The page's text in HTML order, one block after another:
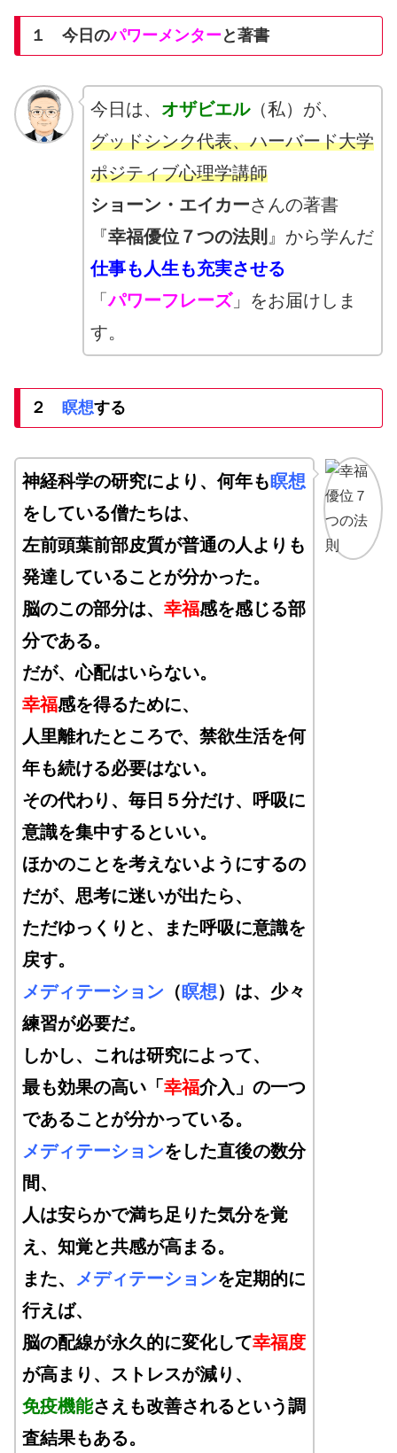
１ 今日のパワーメンターと著書
今日は、 オザビエル（私）が、
グッドシンク代表、ハーバード大学
ポジティブ心理学講師
ショーン・エイカーさんの著書
『幸福優位７つの法則 』から学んだ
仕事も人生も充実させる
「パワーフレーズ」をお届けしま
す。
２ 瞑想する
神経科学の研究により、何年も瞑想
をしている僧たちは、
左前頭葉前部皮質が普通の人よりも
発達していることが分かった。
脳のこの部分は、 幸福感を感じる部
分である。
だが、心配はいらない。
幸福感を得るために、
人里離れたところで、禁欲生活を何
年も続ける必要はない。
その代わり、毎日５分だけ、呼吸に
意識を集中するといい。
ほかのことを考えないようにするの
だが、思考に迷いが出たら、
ただゆっくりと、また呼吸に意識を
戻す。
メディテーション （瞑想）は、少々
練習が必要だ。
しかし、これは研究によって、
最も効果の高い「幸福介入」の一つ
であることが分かっている。
メディテーションをした直後の数分
間、
人は安らかで満ち足りた気分を覚
え、知覚と共感が高まる。
また、
メディテーションを定期的に
行えば、
脳の配線が永久的に変化して幸福度
が高まり、 ストレスが減り、
免疫機能さえも改善されるという調
査結果もある。